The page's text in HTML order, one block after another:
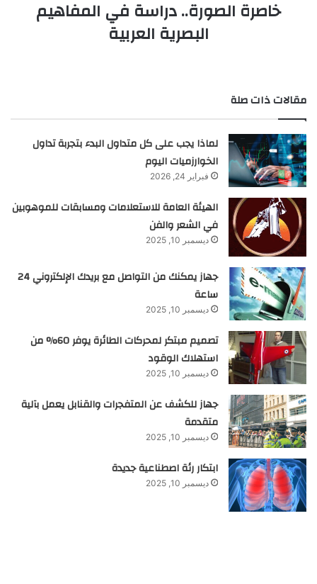
خاصرة الصورة.. دراسة في المفاهيم
البصرية العربية
مقالات ذات صلة
لماذا يجب على كل متداول البدء بتجربة تداول
الخوارزميات اليوم
فبراير 24, 2026
الهيئة العامة للاستعلامات ومسابقات للموهوبين
في الشعر والفن
ديسمبر 10, 2025
جهاز يمكنك من التواصل مع بريدك الإلكتروني 24
ساعة
ديسمبر 10, 2025
تصميم مبتكر لمحركات الطائرة يوفر 60% من
استهلاك الوقود
ديسمبر 10, 2025
جهاز للكشف عن المتفجرات والقنابل يعمل بآلية
متقدمة
ديسمبر 10, 2025
ابتكار رئة اصطناعية جديدة
ديسمبر 10, 2025